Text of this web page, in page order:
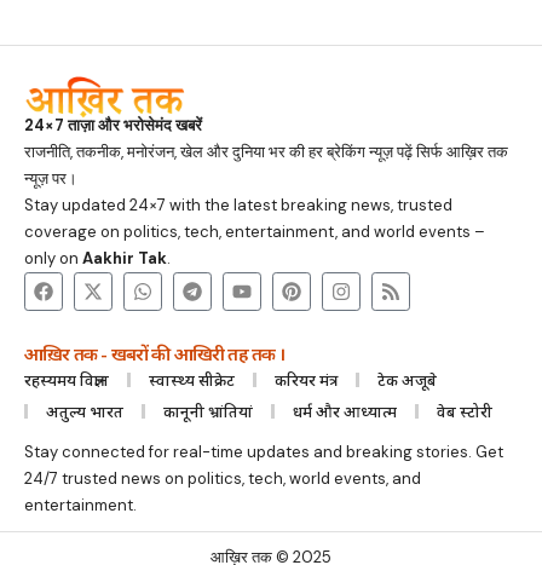
24×7 ताज़ा और भरोसेमंद खबरें
राजनीति, तकनीक, मनोरंजन, खेल और दुनिया भर की हर ब्रेकिंग न्यूज़ पढ़ें सिर्फ आख़िर तक
न्यूज़ पर।
Stay updated 24×7 with the latest breaking news, trusted
coverage on politics, tech, entertainment, and world events –
only on Aakhir Tak.
आख़िर तक - खबरों की आखिरी तह तक ।
रहस्यमय विज्ञान स्वास्थ्य सीक्रेट करियर मंत्र
टेक अजूबे
अतुल्य भारत
कानूनी भ्रांतियां धर्म और आध्यात्म वेब स्टोरी
Stay connected for real-time updates and breaking stories. Get
24/7 trusted news on politics, tech, world events, and
entertainment.
आख़िर तक © 2025